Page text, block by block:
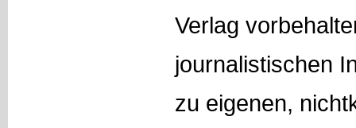
Verlag
journalistischen
zu eigenen,